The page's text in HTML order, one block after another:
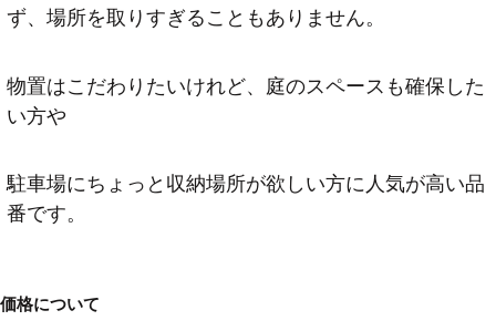
ず、場所を取りすぎることもありません。
物置はこだわりたいけれど、庭のスペースも確保した
い方や
駐車場にちょっと収納場所が欲しい方に人気が高い品
番です。
価格について